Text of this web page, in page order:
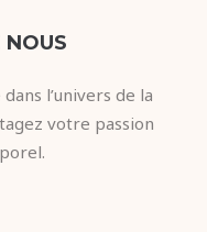
l’univers de la
votre passion